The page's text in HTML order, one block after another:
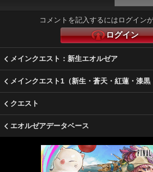
コメントを記入するにはログイン
ログイン
メインクエスト：新生エオルゼア
メインクエスト1（新生・蒼天・紅蓮・漆黒
クエスト
エオルゼアデータベース